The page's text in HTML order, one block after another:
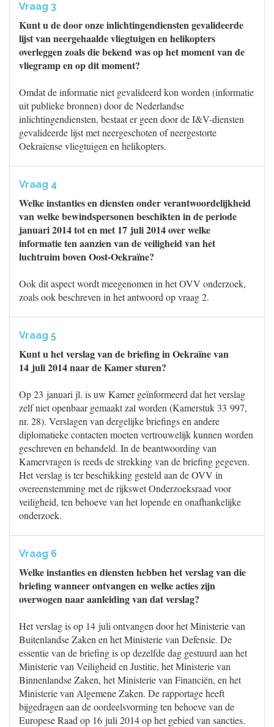
Vraag 3
Kunt u de door onze inlichtingendiensten gevalideerde
lijst van neergehaalde vliegtuigen en helikopters
overleggen zoals die bekend was op het moment van de
vliegramp en op dit moment?
Omdat de informatie niet gevalideerd kon worden (informatie
uit publieke bronnen) door de Nederlandse
inlichtingendiensten, bestaat er geen door de I&V-diensten
gevalideerde lijst met neergeschoten of neergestorte
Oekraïense vliegtuigen en helikopters.
Vraag 4
Welke instanties en diensten onder verantwoordelijkheid
van welke bewindspersonen beschikten in de periode
januari 2014 tot en met 17 juli 2014 over welke
informatie ten aanzien van de veiligheid van het
luchtruim boven Oost-Oekraïne?
Ook dit aspect wordt meegenomen in het OVV onderzoek,
zoals ook beschreven in het antwoord op vraag 2.
Vraag 5
Kunt u het verslag van de briefing in Oekraïne van
14 juli 2014 naar de Kamer sturen?
Op 23 januari jl. is uw Kamer geïnformeerd dat het verslag
zelf niet openbaar gemaakt zal worden (Kamerstuk 33 997,
nr. 28). Verslagen van dergelijke briefings en andere
diplomatieke contacten moeten vertrouwelijk kunnen worden
geschreven en behandeld. In de beantwoording van
Kamervragen is reeds de strekking van de briefing gegeven.
Het verslag is ter beschikking gesteld aan de OVV in
overeenstemming met de rijkswet Onderzoeksraad voor
veiligheid, ten behoeve van het lopende en onafhankelijke
onderzoek.
Vraag 6
Welke instanties en diensten hebben het verslag van die
briefing wanneer ontvangen en welke acties zijn
overwogen naar aanleiding van dat verslag?
Het verslag is op 14 juli ontvangen door het Ministerie van
Buitenlandse Zaken en het Ministerie van Defensie. De
essentie van de briefing is op dezelfde dag gestuurd aan het
Ministerie van Veiligheid en Justitie, het Ministerie van
Binnenlandse Zaken, het Ministerie van Financiën, en het
Ministerie van Algemene Zaken. De rapportage heeft
bijgedragen aan de oordeelsvorming ten behoeve van de
Europese Raad op 16 juli 2014 op het gebied van sancties.